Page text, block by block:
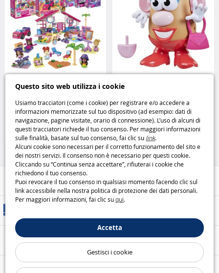
Questo sito web utilizza i cookie
Usiamo tracciatori (come i cookie) per registrare e/o accedere a
informazioni memorizzate sul tuo dispositivo (ad esempio: dati di
navigazione, pagine visitate, orario di connessione). L’uso di alcuni di
questi tracciatori richiede il tuo consenso. Per maggiori informazioni
sulle finalità, basate sul tuo consenso, fai clic su link.
Alcuni cookie sono necessari per il corretto funzionamento del sito e
dei nostri servizi. Il consenso non è necessario per questi cookie.
Cliccando su “Continua senza accettare”, rifiuterai i cookie che
richiedono il tuo consenso.
Puoi revocare il tuo consenso in qualsiasi momento facendo clic sul
link accessibile nella nostra politica di protezione dei dati personali.
Per maggiori informazioni, fai clic suqui.
Accetta
Gestisci i cookie
Barbie Building Sets HBF32
costruisci e gioca con stile Mega
Construx
29,95€
Giochi di costruzione
Madame Patata 12 Pezzi
combinazione Hasbro
9,99€
Giochi di costruzione
Aiuto / Contatti
Pagamento sicuro
Le nostre garanzie